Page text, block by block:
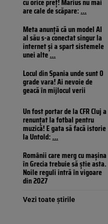
are cale de scăpare:...
Meta anunță că un model AI
al său s-a conectat singur la
internet și a spart sistemele
unei alte...
Locul din Spania unde sunt 0
grade vara! Ai nevoie de
geacă în mijlocul verii
Un fost portar de la CFR Cluj a
renunțat la fotbal pentru
muzică! E gata să facă istorie
la Untold:...
Românii care merg cu mașina
în Grecia trebuie să știe asta.
Noile reguli intră în vigoare
din 2027
Vezi toate știrile